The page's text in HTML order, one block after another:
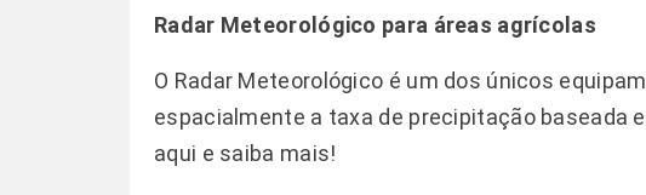
Radar Meteorológico para áreas agrícolas
O Radar Meteorológico é um dos únicos
espacialmente a taxa de precipitação baseada
aqui e saiba mais!